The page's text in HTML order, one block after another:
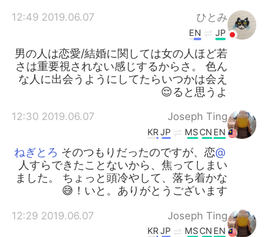
ひとみ
2019.06.07 12:49
JP
EN
男の人は恋愛/結婚に関しては女の人ほど若
さは重要視されない感じするからさ。 色ん
な人に出会うようにしてたらいつかは会え
ると思うよ😌
Joseph Ting
2019.06.07 12:30
EN
CN
MS
JP
KR
@ねぎとろ
そのつもりだったのですが、恋
人すらできたことないから、焦ってしまい
ました。 ちょっと頭冷やして、落ち着かな
いと。ありがとうございます！😅
Joseph Ting
2019.06.07 12:29
EN
CN
MS
JP
KR